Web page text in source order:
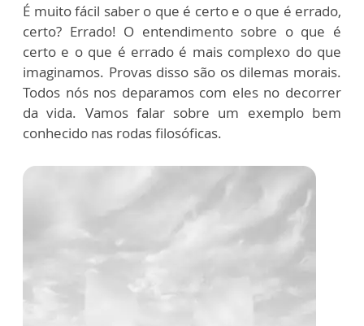
É muito fácil saber o que é certo e o que é errado,
certo? Errado! O entendimento sobre o que é
certo e o que é errado é mais complexo do que
imaginamos. Provas disso são os dilemas morais.
Todos nós nos deparamos com eles no decorrer
da vida. Vamos falar sobre um exemplo bem
conhecido nas rodas filosóficas.